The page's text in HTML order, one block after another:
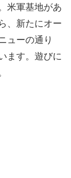
米軍基地があ
、新たにオー
ューの通り
ます。遊びに